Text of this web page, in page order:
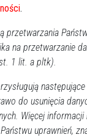
zakończenia
obowiązków
szkodę
.
przetwarzania
na przetwarzanie
1 lit. a pltk).
do usunięcia
Więcej
uprawnień,